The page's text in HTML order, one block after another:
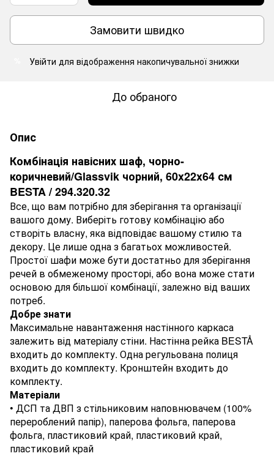
Замовити швидко
Увійти для відображення накопичувальної знижки
До обраного
Опис
Комбінація навісних шаф, чорно-
коричневий/Glassvik чорний, 60x22x64 см
BESTA / 294.320.32
Все, що вам потрібно для зберігання та організації
вашого дому. Виберіть готову комбінацію або
створіть власну, яка відповідає вашому стилю та
декору. Це лише одна з багатьох можливостей.
Простої шафи може бути достатньо для зберігання
речей в обмеженому просторі, або вона може стати
основою для більшої комбінації, залежно від ваших
потреб.
Добре знати
Максимальне навантаження настінного каркаса
залежить від матеріалу стіни. Настінна рейка BESTÅ
входить до комплекту. Одна регульована полиця
входить до комплекту. Кронштейн входить до
комплекту.
Матеріали
• ДСП та ДВП з стільниковим наповнювачем (100%
перероблений папір), паперова фольга, паперова
фольга, пластиковий край, пластиковий край,
пластиковий край